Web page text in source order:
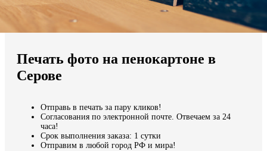
Мы доставляем по всему миру
Продолжить без города
Печать фото на пенокартоне в
Серове
Отправь в печать за пару кликов!
Согласования по электронной почте. Отвечаем за 24
часа!
Срок выполнения заказа: 1 сутки
Отправим в любой город РФ и мира!